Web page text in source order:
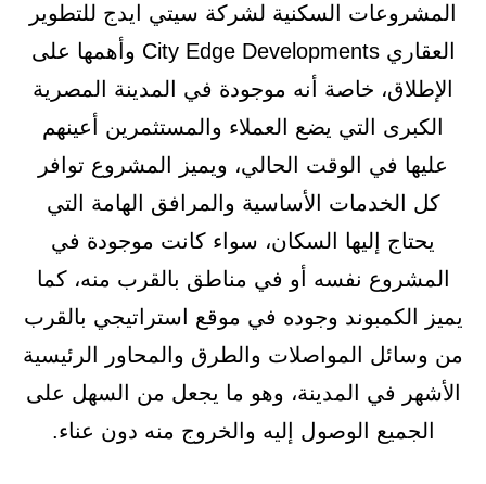
المشروعات السكنية لشركة سيتي ايدج للتطوير
العقاري City Edge Developments وأهمها على
الإطلاق، خاصة أنه موجودة في المدينة المصرية
الكبرى التي يضع العملاء والمستثمرين أعينهم
عليها في الوقت الحالي، ويميز المشروع توافر
كل الخدمات الأساسية والمرافق الهامة التي
يحتاج إليها السكان، سواء كانت موجودة في
المشروع نفسه أو في مناطق بالقرب منه، كما
يميز الكمبوند وجوده في موقع استراتيجي بالقرب
من وسائل المواصلات والطرق والمحاور الرئيسية
الأشهر في المدينة، وهو ما يجعل من السهل على
الجميع الوصول إليه والخروج منه دون عناء.